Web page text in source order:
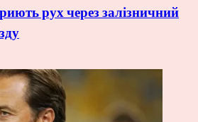
рух через залізничний